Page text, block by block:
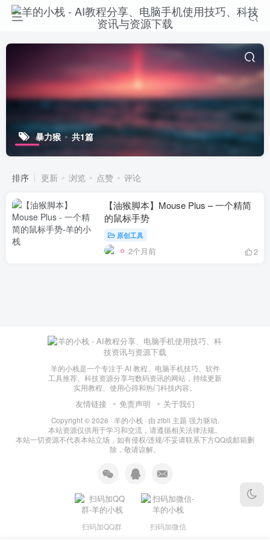
暴力猴 共1篇
排序 更新 浏览 点赞 评论
【油猴脚本】Mouse Plus – 一个精简
的鼠标手势
原创工具
2个月前 2
羊的小栈是一个专注于 AI 教程、电脑手机技巧、软件
工具推荐、科技资源分享与数码资讯的网站，持续更新
实用教程、使用心得和热门科技内容。
友情链接 免责声明 关于我们
Copyright © 2026 · 羊的小栈 · 由 zibll 主题 强力驱动.
本站资源仅供用于学习和交流，请遵循相关法律法规。
本站一切资源不代表本站立场，如有侵权/违规/不妥请联系下方QQ或邮箱删
除，敬请谅解。
扫码加QQ群 扫码加微信